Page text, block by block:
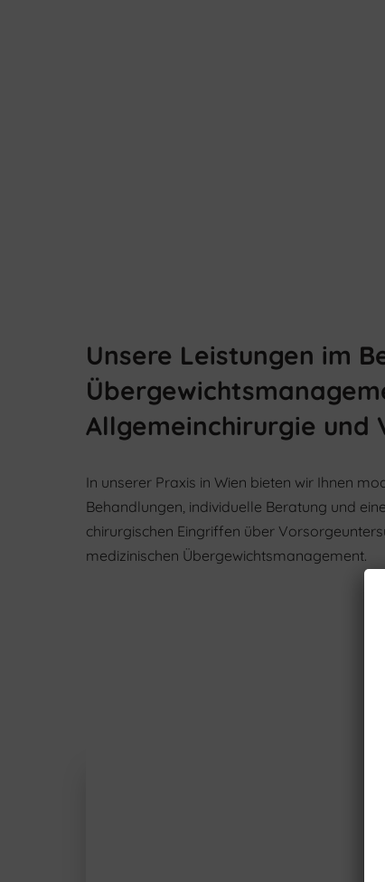
Unsere Leistungen im
Allgemeinchirurgie und
In unserer Praxis in Wien bieten wir Ihnen
Behandlungen, individuelle Beratung und
chirurgischen Eingriffen über
medizinischen Übergewichtsmanagement.